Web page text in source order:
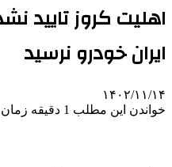
اهلیت کروز تایید
ایران خودرو نرسید
۱۴۰۲/۱۱/۱۴
خواندن این مطلب 1 دقیقه زمان میبرد